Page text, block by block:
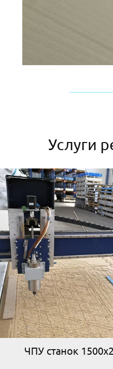
Услуги
ЧПУ станок